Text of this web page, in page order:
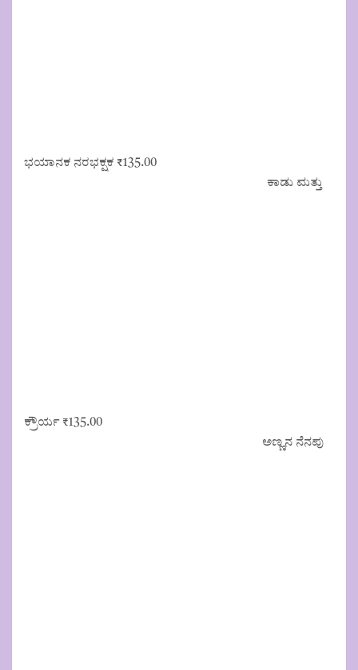
ಭಯಾನಕ ನರಭಕ್ಷಕ ₹135.00
ಕಾಡು ಮತ್ತು
ಕ್ರೌರ್ಯ ₹135.00
ಅಣ್ಣನ ನೆನಪು